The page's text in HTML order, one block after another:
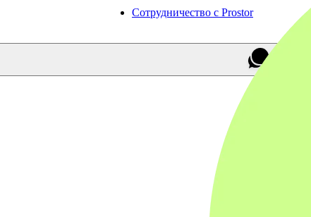
Сотрудничество с Prostor